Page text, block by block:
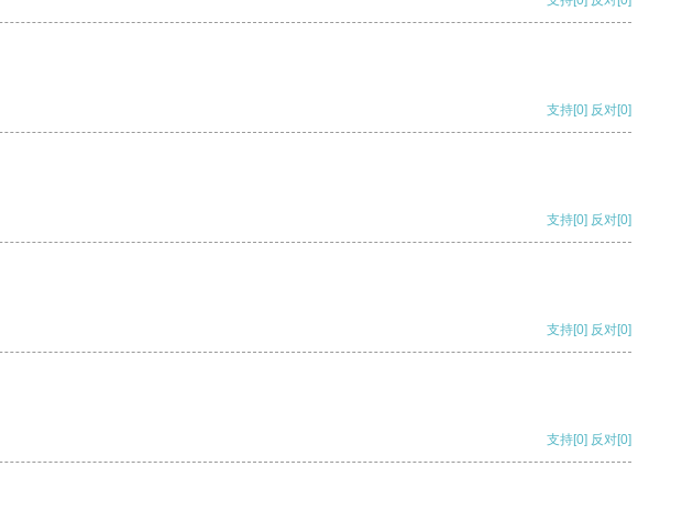
支持[0] 反对[0]
支持[0] 反对[0]
支持[0] 反对[0]
支持[0] 反对[0]